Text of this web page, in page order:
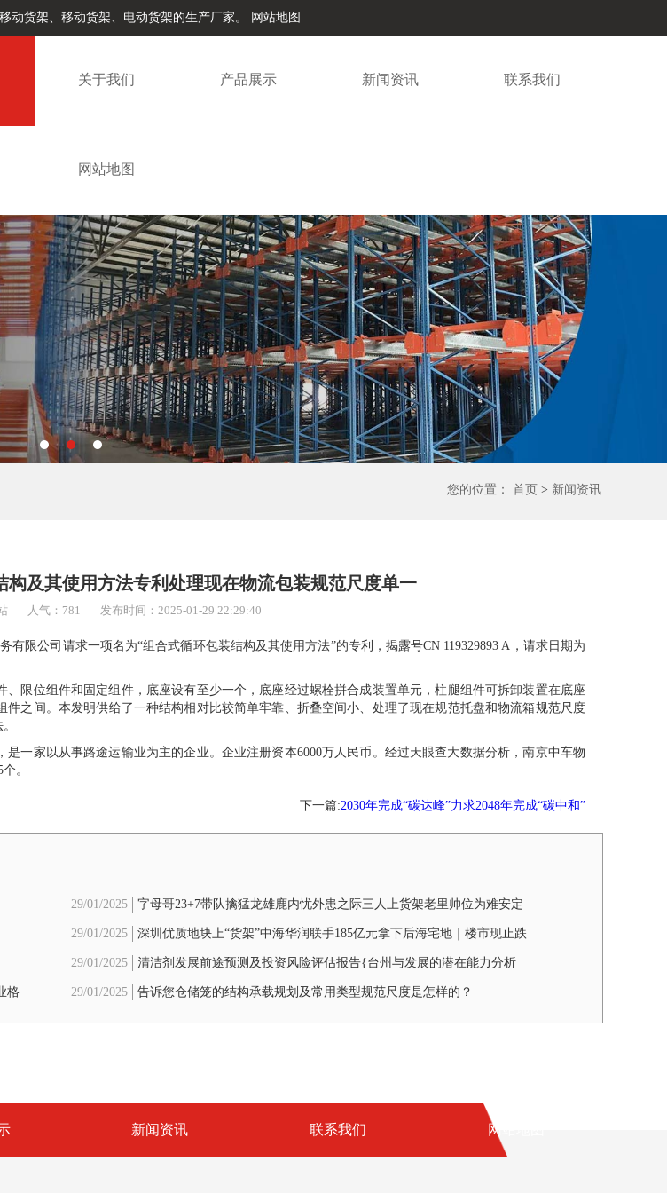
动货架、移动货架、电动货架的生产厂家。 网站地图
关于我们 产品展示 新闻资讯 联系我们
网站地图
您的位置： 首页 > 新闻资讯
及其使用方法专利处理现在物流包装规范尺度单一
人气：781 发布时间：2025-01-29 22:29:40
公司请求一项名为“组合式循环包装结构及其使用方法”的专利，揭露号CN 119329893 A，请求日期为
位组件和固定组件，底座设有至少一个，底座经过螺栓拼合成装置单元，柱腿组件可拆卸装置在底座
之间。本发明供给了一种结构相对比较简单牢靠、折叠空间小、处理了现在规范托盘和物流箱规范尺度
家以从事路途运输业为主的企业。企业注册资本6000万人民币。经过天眼查大数据分析，南京中车物
。
下一篇:2030年完成“碳达峰”力求2048年完成“碳中和”
29/01/2025 字母哥23+7带队擒猛龙雄鹿内忧外患之际三人上货架老里帅位为难安定
29/01/2025
深圳优质地块上“货架”中海华润联手185亿元拿下后海宅地｜楼市现止跌
29/01/2025 清洁剂发展前途预测及投资风险评估报告{台州与发展的潜在能力分析
格
29/01/2025 告诉您仓储笼的结构承载规划及常用类型规范尺度是怎样的？
新闻资讯 联系我们 网站地图